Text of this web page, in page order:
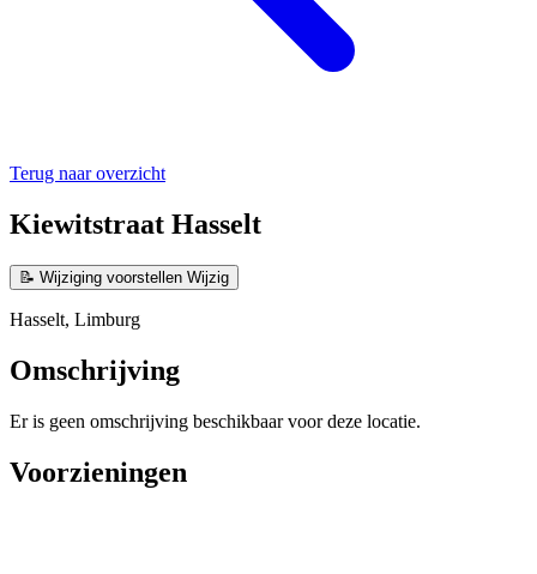
Terug naar overzicht
Kiewitstraat Hasselt
📝 Wijziging voorstellen Wijzig
Hasselt, Limburg
Omschrijving
Er is geen omschrijving beschikbaar voor deze locatie.
Voorzieningen